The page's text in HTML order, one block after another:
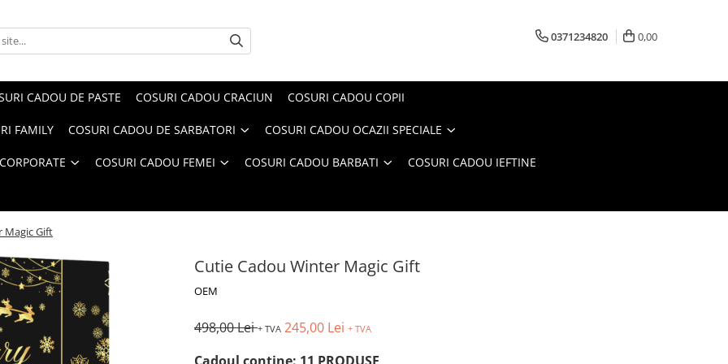
0371234820 0,00
CADOU DE PASTE COSURI CADOU CRACIUN COSURI CADOU COPII
FAMILY COSURI CADOU DE SARBATORI COSURI CADOU OCAZII SPECIALE
COSURI CADOU FEMEI COSURI CADOU BARBATI COSURI CADOU IEFTINE
Magic Gift
Cutie Cadou Winter Magic Gift
OEM
498,00 Lei+ TVA 245,00 Lei + TVA